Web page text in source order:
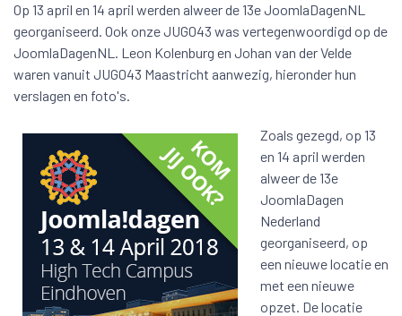
Op 13 april en 14 april werden alweer de 13e JoomlaDagenNL
georganiseerd. Ook onze JUG043 was vertegenwoordigd op de
JoomlaDagenNL. Leon Kolenburg en Johan van der Velde
waren vanuit JUG043 Maastricht aanwezig, hieronder hun
verslagen en foto's.
Zoals gezegd, op 13
en 14 april werden
alweer de 13e
JoomlaDagen
Nederland
georganiseerd, op
een nieuwe locatie en
met een nieuwe
opzet. De locatie